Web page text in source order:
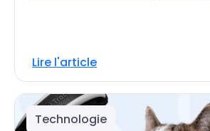
Lire l'article
Technologie